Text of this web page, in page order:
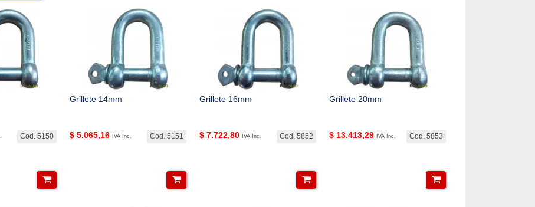
Cod. 5150
Grillete 14mm
Cod. 5151
$ 5.065,16 IVA Inc.
Grillete 16mm
Cod. 5852
$ 7.722,80 IVA Inc.
Grillete 20mm
Cod. 5853
$ 13.413,29 IVA Inc.